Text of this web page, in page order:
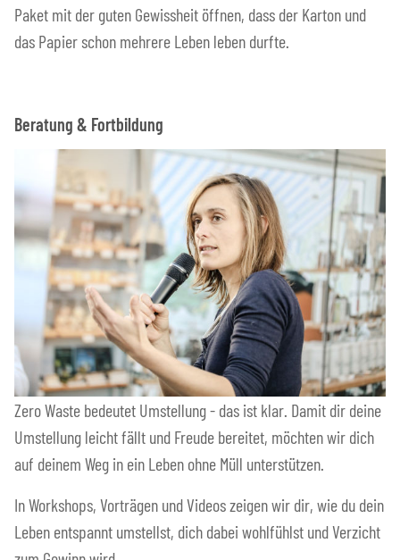
Paket mit der guten Gewissheit öffnen, dass der Karton und
das Papier schon mehrere Leben leben durfte.
Beratung & Fortbildung
Zero Waste bedeutet Umstellung - das ist klar. Damit dir deine
Umstellung leicht fällt und Freude bereitet, möchten wir dich
auf deinem Weg in ein Leben ohne Müll unterstützen.
In Workshops, Vorträgen und Videos zeigen wir dir, wie du dein
Leben entspannt umstellst, dich dabei wohlfühlst und Verzicht